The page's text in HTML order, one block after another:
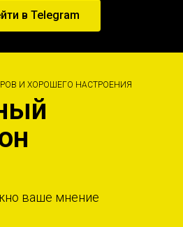
в Telegram
И ХОРОШЕГО НАСТРОЕНИЯ
ваше мнение